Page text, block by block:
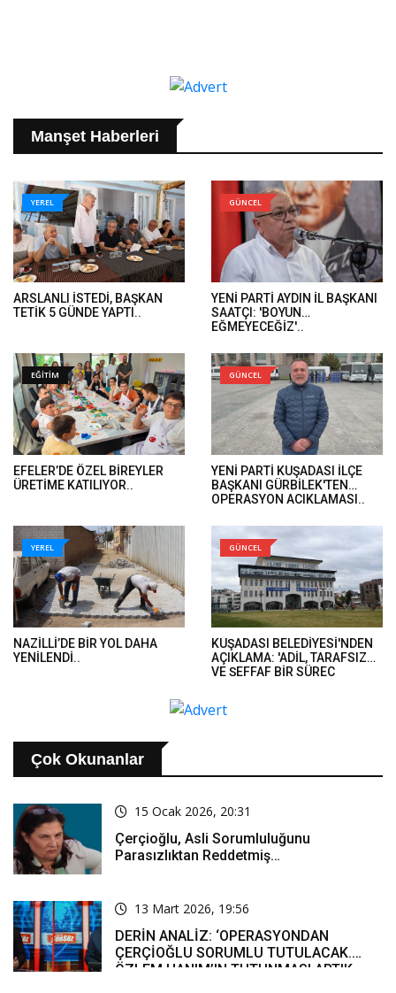
Manşet Haberleri
YEREL
ARSLANLI İSTEDİ, BAŞKAN
TETİK 5 GÜNDE YAPTI..
GÜNCEL
YENİ PARTİ AYDIN İL BAŞKANI
SAATÇI: 'BOYUN
EĞMEYECEĞİZ'..
EĞİTİM
EFELER’DE ÖZEL BİREYLER
ÜRETİME KATILIYOR..
GÜNCEL
YENİ PARTİ KUŞADASI İLÇE
BAŞKANI GÜRBİLEK'TEN
OPERASYON AÇIKLAMASI..
YEREL
NAZİLLİ’DE BİR YOL DAHA
YENİLENDİ..
GÜNCEL
KUŞADASI BELEDİYESİ'NDEN
AÇIKLAMA: 'ADİL, TARAFSIZ
VE ŞEFFAF BİR SÜREÇ
Çok Okunanlar
15 Ocak 2026, 20:31
Çerçioğlu, Asli Sorumluluğunu
Parasızlıktan Reddetmiş…
13 Mart 2026, 19:56
DERİN ANALİZ: ‘OPERASYONDAN
ÇERÇİOĞLU SORUMLU TUTULACAK.
ÖZLEM HANIM’IN TUTUNMASI ARTIK